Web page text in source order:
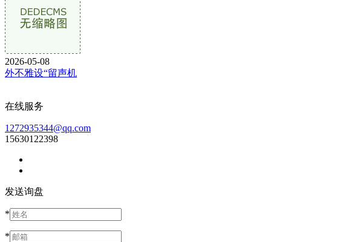
2026-05-08
外不雅设“留声机
在线服务
1272935344@qq.com
15630122398
发送询盘
*
*